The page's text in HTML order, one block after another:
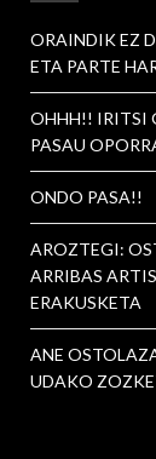
ORAINDIK EZ
ETA PARTE
OHHH!! IRITSI
PASAU
ONDO PASA!!
AROZTEGI:
ARRIBAS
ERAKUSKETA
ANE
UDAKO